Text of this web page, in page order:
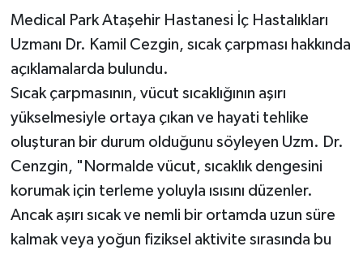
Medical Park Ataşehir Hastanesi İç Hastalıkları
Uzmanı Dr. Kamil Cezgin, sıcak çarpması hakkında
açıklamalarda bulundu.
Sıcak çarpmasının, vücut sıcaklığının aşırı
yükselmesiyle ortaya çıkan ve hayati tehlike
oluşturan bir durum olduğunu söyleyen Uzm. Dr.
Cenzgin, "Normalde vücut, sıcaklık dengesini
korumak için terleme yoluyla ısısını düzenler.
Ancak aşırı sıcak ve nemli bir ortamda uzun süre
kalmak veya yoğun fiziksel aktivite sırasında bu